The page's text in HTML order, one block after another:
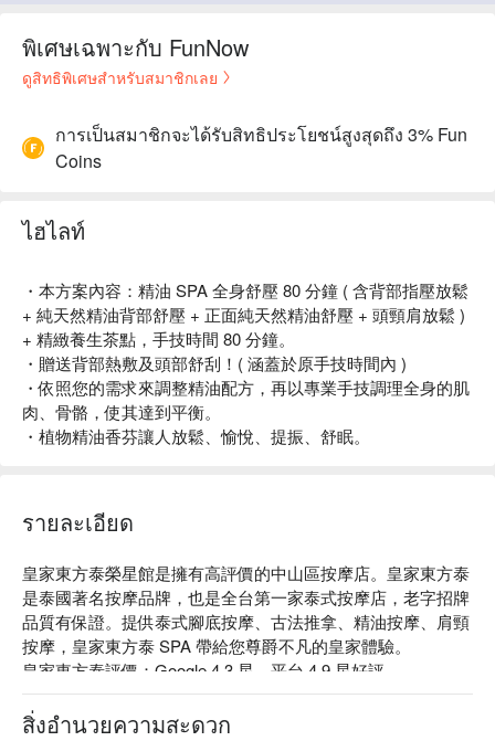
พิเศษเฉพาะกับ FunNow
ดูสิทธิพิเศษสำหรับสมาชิกเลย
การเป็นสมาชิกจะได้รับสิทธิประโยชน์สูงสุดถึง 3% Fun
Coins
ไฮไลท์
・本方案內容：精油 SPA 全身舒壓 80 分鐘 ( 含背部指壓放鬆
+ 純天然精油背部舒壓 + 正面純天然精油舒壓 + 頭頸肩放鬆 )
+ 精緻養生茶點，手技時間 80 分鐘。
・贈送背部熱敷及頭部舒刮！( 涵蓋於原手技時間內 )
・依照您的需求來調整精油配方，再以專業手技調理全身的肌
肉、骨骼，使其達到平衡。
・植物精油香芬讓人放鬆、愉悅、提振、舒眠。
รายละเอียด
皇家東方泰榮星館是擁有高評價的中山區按摩店。皇家東方泰
是泰國著名按摩品牌，也是全台第一家泰式按摩店，老字招牌
品質有保證。提供泰式腳底按摩、古法推拿、精油按摩、肩頸
按摩，皇家東方泰 SPA 帶給您尊爵不凡的皇家體驗。
皇家東方泰評價：Google 4.3 星、平台 4.9 星好評
皇家東方泰是台灣的泰式 SPA 先鋒，遵循古法的泰式按摩結
合被動式瑜伽，讓你輕鬆紓緩繃緊的筋骨，煥新平日的疲憊與
สิ่งอำนวยความสะดวก